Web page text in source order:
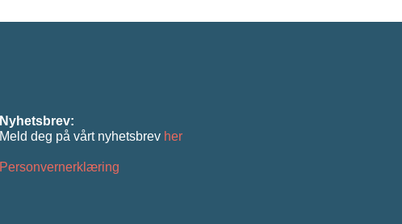
Nyhetsbrev:
Meld deg på vårt nyhetsbrev her
Personvernerklæring